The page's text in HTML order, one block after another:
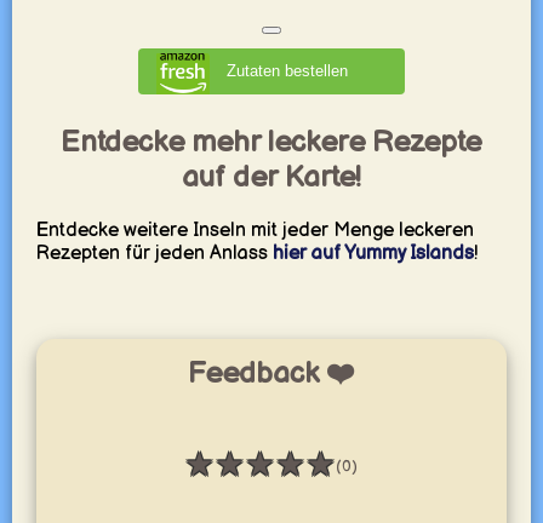
Zutaten bestellen
Entdecke mehr leckere Rezepte
auf der Karte!
Entdecke weitere Inseln mit jeder Menge leckeren
Rezepten für jeden Anlass hier auf Yummy Islands!
Feedback ❤️
★★★★★
Bewertung: 0 / 5 (0)